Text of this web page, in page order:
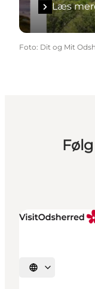
Læs
Foto: Dit og Mit
Vælg sprog